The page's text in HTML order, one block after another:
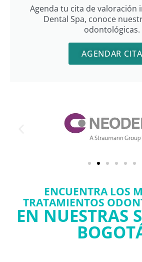
Agenda tu cita de valoración
Dental Spa, conoce
odontológicas.
AGENDAR CITA
ENCUENTRA LOS
TRATAMIENTOS
EN NUESTRAS